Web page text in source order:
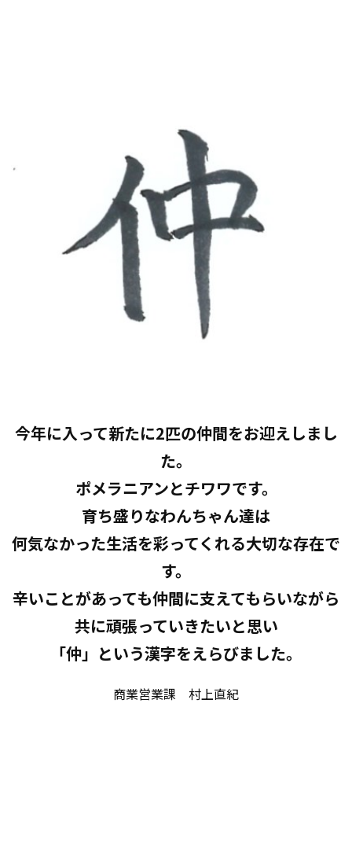
今年に入って新たに2匹の仲間をお迎えしまし
た。
ポメラニアンとチワワです。
育ち盛りなわんちゃん達は
何気なかった生活を彩ってくれる大切な存在で
す。
辛いことがあっても仲間に支えてもらいながら
共に頑張っていきたいと思い
「仲」という漢字をえらびました。
商業営業課 村上直紀